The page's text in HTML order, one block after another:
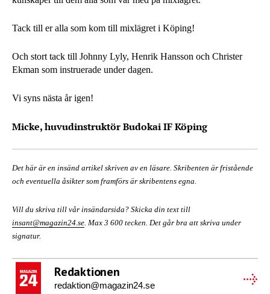
Tack till er alla som kom till mixlägret i Köping!
Och stort tack till Johnny Lyly, Henrik Hansson och Christer
Ekman som instruerade under dagen.
Vi syns nästa år igen!
Micke, huvudinstruktör Budokai IF Köping
Det här är en insänd artikel skriven av en läsare. Skribenten är fristående
och eventuella åsikter som framförs är skribentens egna.
Vill du skriva till vår insändarsida? Skicka din text till
insant@magazin24.se. Max 3 600 tecken. Det går bra att skriva under
signatur.
Redaktionen
redaktion@magazin24.se